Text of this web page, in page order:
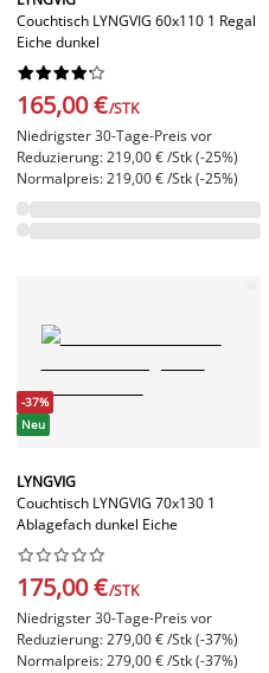
Couchtisch LYNGVIG 60x110 1 Regal
Eiche dunkel






165,00 €/STK
Niedrigster 30-Tage-Preis vor
Reduzierung: 219,00 € /Stk (-25%)
Normalpreis: 219,00 € /Stk (-25%)
-37%
Neu
LYNGVIG
Couchtisch LYNGVIG 70x130 1
Ablagefach dunkel Eiche






175,00 €/STK
Niedrigster 30-Tage-Preis vor
Reduzierung: 279,00 € /Stk (-37%)
Normalpreis: 279,00 € /Stk (-37%)